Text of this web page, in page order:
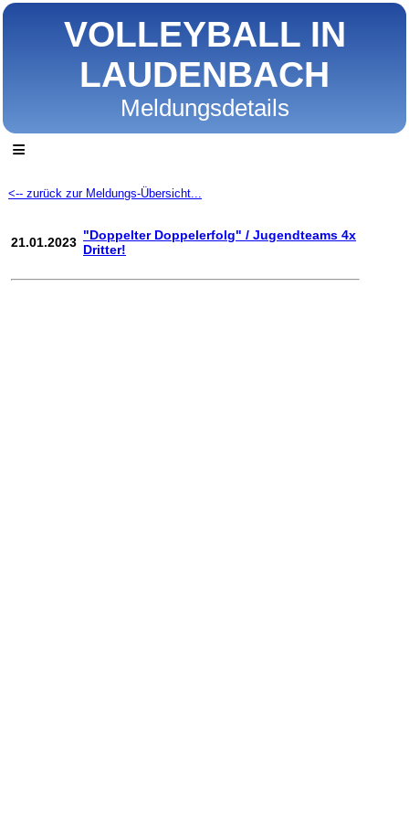
VOLLEYBALL IN
LAUDENBACH
Meldungsdetails
≡
<-- zurück zur Meldungs-Übersicht...
21.01.2023 "Doppelter Doppelerfolg" / Jugendteams 4x
Dritter!